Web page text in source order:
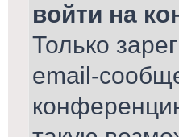
войти на
Только
email-